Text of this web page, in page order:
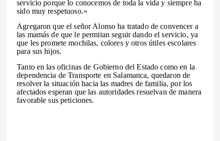
servicio porque lo conocemos de toda la vida y siempre ha
sido muy respetuoso.»
Agregaron que el señor Alonso ha tratado de convencer a
las mamás de que le permitan seguir dando el servicio, ya
que les promete mochilas, colores y otros útiles escolares
para sus hijos.
Tanto en las oficinas de Gobierno del Estado como en la
dependencia de Transporte en Salamanca, quedaron de
resolver la situación hacia las madres de familia, por los
afectados esperan que las autoridades resuelvan de manera
favorable sus peticiones.